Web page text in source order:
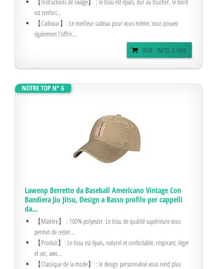
est renforc...
【Cadeaux】: Le meilleur cadeau pour vous-même, vous pouvez
également l'offrir...
VOIR : INFOS & PRIX
NOTRE TOP N° 6
Lawenp Berretto da Baseball Americano Vintage Con
Bandiera Jiu Jitsu, Design a Basso profilo per cappelli
da...
【Matière】 : 100% polyester. Le tissu de qualité supérieure vous
permet de rester...
【Produit】: Le tissu est épais, naturel et confortable, respirant, léger
et sec, avec...
【Classique de la mode】 : le design personnalisé vous rend plus